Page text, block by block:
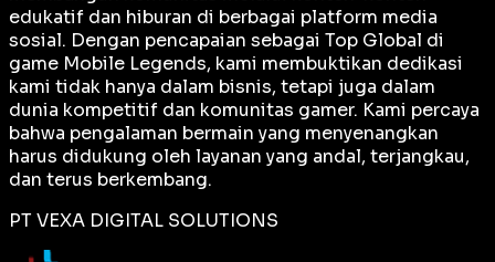
edukatif dan hiburan di berbagai platform media
sosial. Dengan pencapaian sebagai Top Global di
game Mobile Legends, kami membuktikan dedikasi
kami tidak hanya dalam bisnis, tetapi juga dalam
dunia kompetitif dan komunitas gamer. Kami percaya
bahwa pengalaman bermain yang menyenangkan
harus didukung oleh layanan yang andal, terjangkau,
dan terus berkembang.
PT VEXA DIGITAL SOLUTIONS